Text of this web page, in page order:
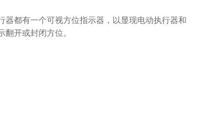
都有一个可视方位指示器，以显现电动执行器和
开或封闭方位。